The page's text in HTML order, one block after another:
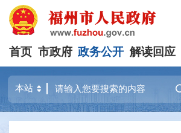
首页 市政府 政务公开 解读回应